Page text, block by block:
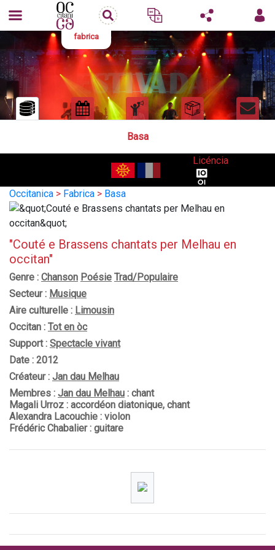
fabrica
Basa
Licéncia
Occitanica > Fabrica > Basa
"Couté e Brassens chantats per Melhau en
occitan"
Genre : Chanson Poésie Trad/Populaire
Secteur : Musique
Aire culturelle : Limousin
Occitan : Tot en òc
Support : Spectacle vivant
Date : 2012
Créateur : Jan dau Melhau
Membres : Jan dau Melhau : chant
Magali Urroz : accordéon diatonique, chant
Alexandra Lacouchie : violon
Frédéric Chabalier : guitare